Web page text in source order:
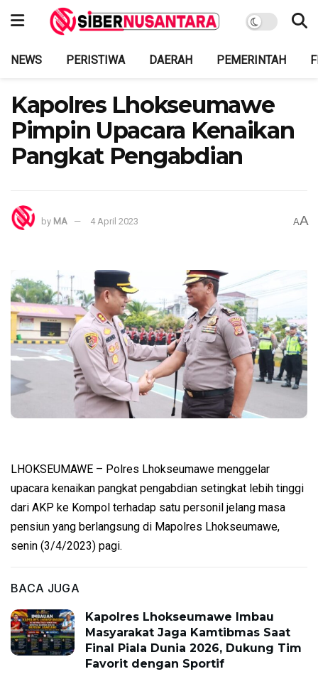
NEWS PERISTIWA DAERAH PEMERINTAH
Kapolres Lhokseumawe
Pimpin Upacara Kenaikan
Pangkat Pengabdian
by MA 4 April 2023 AA
LHOKSEUMAWE – Polres Lhokseumawe menggelar
upacara kenaikan pangkat pengabdian setingkat lebih tinggi
dari AKP ke Kompol terhadap satu personil jelang masa
pensiun yang berlangsung di Mapolres Lhokseumawe,
senin (3/4/2023) pagi.
BACA JUGA
Kapolres Lhokseumawe Imbau
Masyarakat Jaga Kamtibmas Saat
Final Piala Dunia 2026, Dukung Tim
Favorit dengan Sportif